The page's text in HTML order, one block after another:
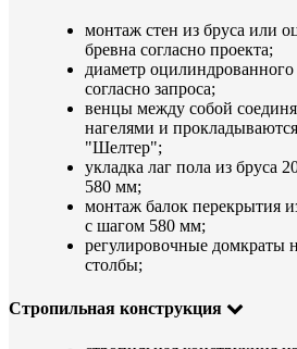
монтаж стен из бруса или
бревна согласно проекта;
диаметр
согласно запроса;
венцы между собой
нагелями и
"Шелтер";
укладка лаг пола из бруса
580 мм;
монтаж балок перекрытия
с шагом 580 мм;
регулировочные домкраты
столбы;
Стропильная конструкция